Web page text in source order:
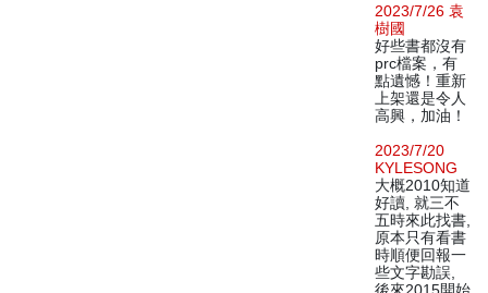
2023/7/26 袁
樹國
好些書都沒有
prc檔案，有
點遺憾！重新
上架還是令人
高興，加油！
2023/7/20
KYLESONG
大概2010知道
好讀, 就三不
五時來此找書,
原本只有看書
時順便回報一
些文字勘誤,